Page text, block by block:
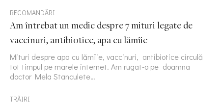
RECOMANDĂRI
Am întrebat un medic despre 7 mituri legate de
vaccinuri, antibiotice, apa cu lămîie
Mituri despre apa cu lămîie, vaccinuri, antibiotice circulă
tot timpul pe marele internet. Am rugat-o pe doamna
doctor Mela Stanculete…
TRĂIRI